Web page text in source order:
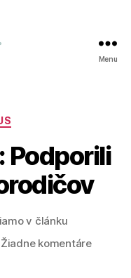
Menu
Podporili
v článku
Žiadne komentárena